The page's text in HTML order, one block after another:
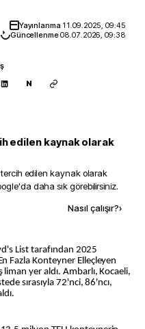
Yayınlanma 11.09.2025, 09:45
Güncellenme08.07.2026, 09:38
N
edilen kaynak olarak
edilen kaynak olarak
daha sık görebilirsiniz.
Nasıl çalışır?›
Fazla Konteyner Elleçleyen
yer aldı. Ambarlı, Kocaeli,
sırasıyla 72'nci, 86'ncı,